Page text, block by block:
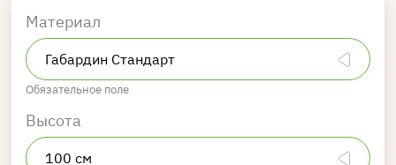
Материал
Обязательное поле
Высота